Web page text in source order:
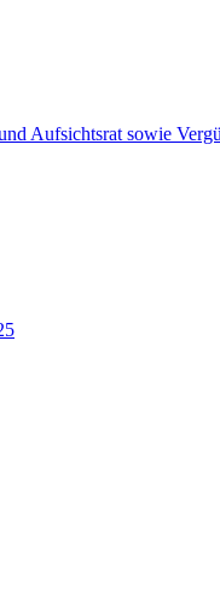
Aufsichtsrat sowie